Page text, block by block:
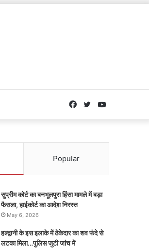
YouTube
Twitter
Facebook
Popular
सुप्रीम कोर्ट का बनभूलपुरा हिंसा मामले में बड़ा
फैसला, हाईकोर्ट का आदेश निरस्त
May 6, 2026
हल्द्वानी के इस इलाके में ठेकेदार का शव फंदे से
लटका मिला…पुलिस जुटी जांच में